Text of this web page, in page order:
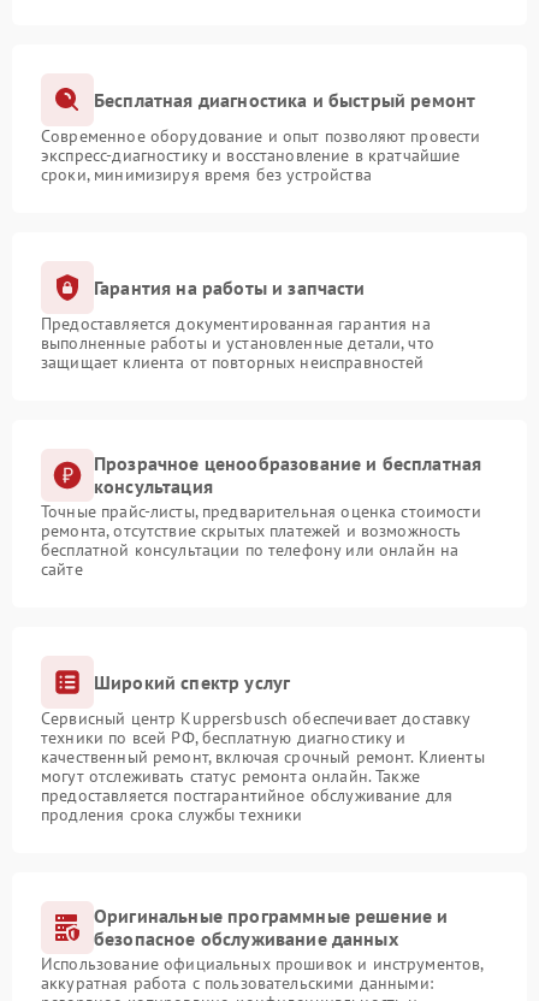
Бесплатная диагностика и быстрый ремонт
Современное оборудование и опыт позволяют провести
экспресс-диагностику и восстановление в кратчайшие
сроки, минимизируя время без устройства
Гарантия на работы и запчасти
Предоставляется документированная гарантия на
выполненные работы и установленные детали, что
защищает клиента от повторных неисправностей
Прозрачное ценообразование и бесплатная
консультация
Точные прайс-листы, предварительная оценка стоимости
ремонта, отсутствие скрытых платежей и возможность
бесплатной консультации по телефону или онлайн на
сайте
Широкий спектр услуг
Сервисный центр Kuppersbusch обеспечивает доставку
техники по всей РФ, бесплатную диагностику и
качественный ремонт, включая срочный ремонт. Клиенты
могут отслеживать статус ремонта онлайн. Также
предоставляется постгарантийное обслуживание для
продления срока службы техники
Оригинальные программные решение и
безопасное обслуживание данных
Использование официальных прошивок и инструментов,
аккуратная работа с пользовательскими данными: